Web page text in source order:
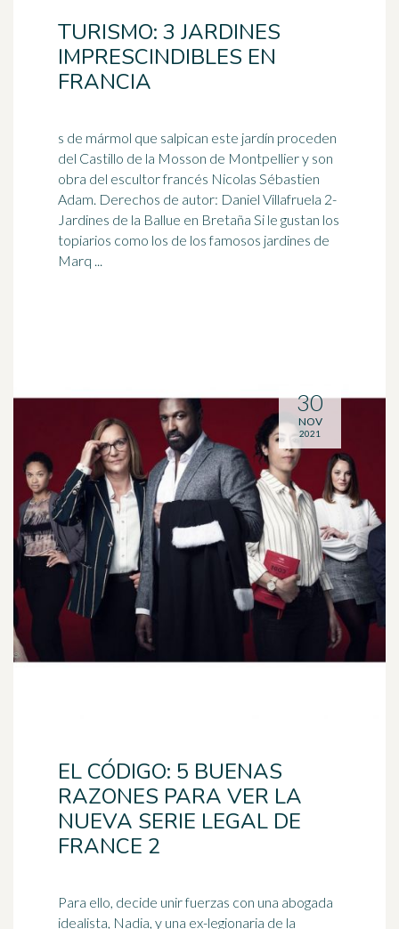
TURISMO: 3 JARDINES
IMPRESCINDIBLES EN
FRANCIA
s de mármol que salpican este jardín proceden
del Castillo de la Mosson de Montpellier y son
obra del escultor francés Nicolas Sébastien
Adam. Derechos de autor: Daniel Villafruela 2-
Jardines de la Ballue en Bretaña Si le gustan los
topiarios como los de los famosos jardines de
Marq ...
EL CÓDIGO: 5 BUENAS
RAZONES PARA VER LA
NUEVA SERIE LEGAL DE
FRANCE 2
Para ello, decide unir fuerzas con una abogada
idealista, Nadia, y una ex-legionaria de la
30
NOV
2021